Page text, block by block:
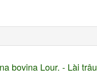
bovina Lour. - Lài trâu